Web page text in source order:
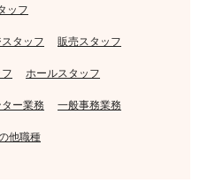
ッフ
タッフ 販売スタッフ
ホールスタッフ
ー業務 一般事務業務
他職種